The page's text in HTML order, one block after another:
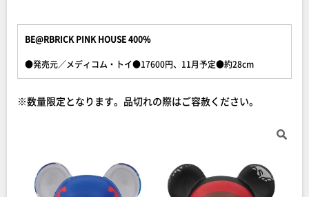
BE@RBRICK PINK HOUSE 400%
●発売元／メディコム・トイ●17600円、11月予定●約28cm
※数量限定となります。品切れの際はご容赦ください。